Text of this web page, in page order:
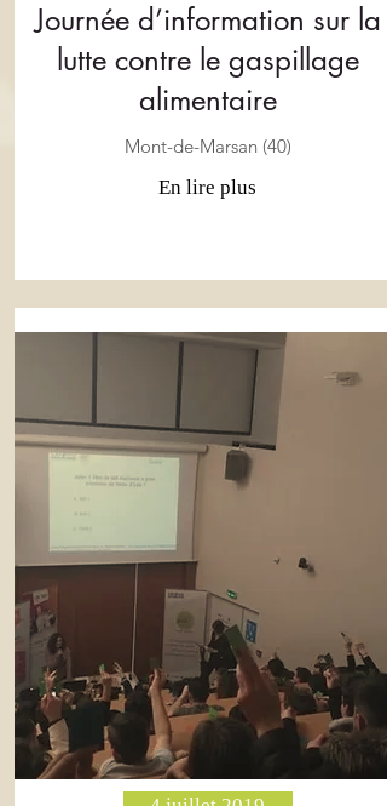
Journée d’information sur la
lutte contre le gaspillage
alimentaire
Mont-de-Marsan (40)
En lire plus